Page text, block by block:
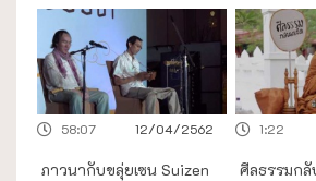
12/04/2562
58:07
ภาวนากับขลุ่ยเซน Suizen
1:22
ศีลธรรมกลั